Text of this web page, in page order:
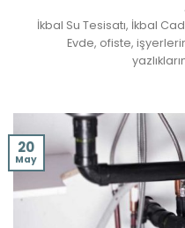
İkbal Su Tesisatı, İkbal
Evde, ofiste,
20
May